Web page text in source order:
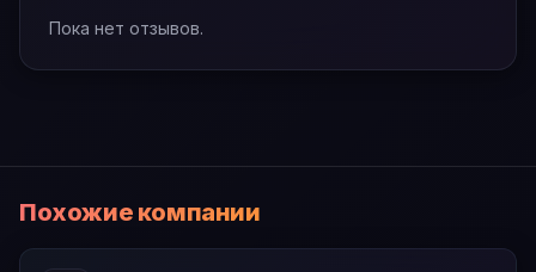
Пока нет отзывов.
Похожие компании